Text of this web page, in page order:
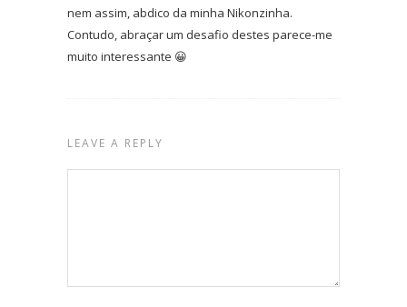
nem assim, abdico da minha Nikonzinha.
Contudo, abraçar um desafio destes parece-me
muito interessante 😀
LEAVE A REPLY